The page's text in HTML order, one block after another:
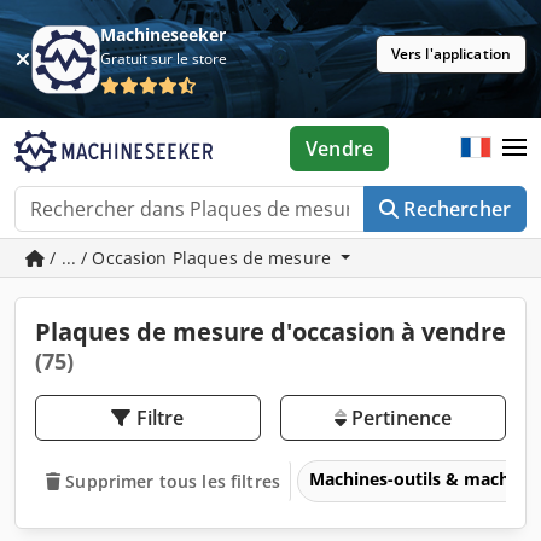
Machineseeker
Gratuit sur le store Vers l'application
Rechercher
Vendre
/ ... / Occasion Plaques de mesure
Plaques de mesure d'occasion à vendre
(75)
Filtre Pertinence
Supprimer tous les filtres Machines-outils &